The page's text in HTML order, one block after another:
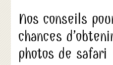
Nos conseils
chances
photos de safari